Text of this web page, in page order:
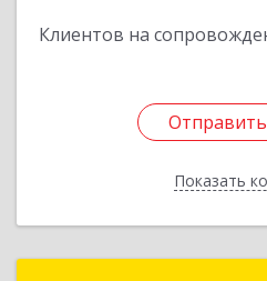
Клиентов на
Отправить
Показать
Отправить